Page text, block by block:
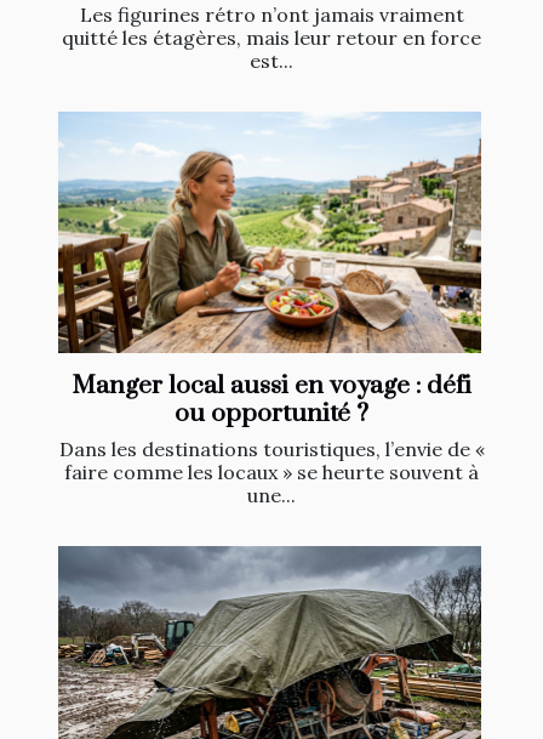
Les figurines rétro n’ont jamais vraiment
quitté les étagères, mais leur retour en force
est...
Manger local aussi en voyage : défi
ou opportunité ?
Dans les destinations touristiques, l’envie de «
faire comme les locaux » se heurte souvent à
une...